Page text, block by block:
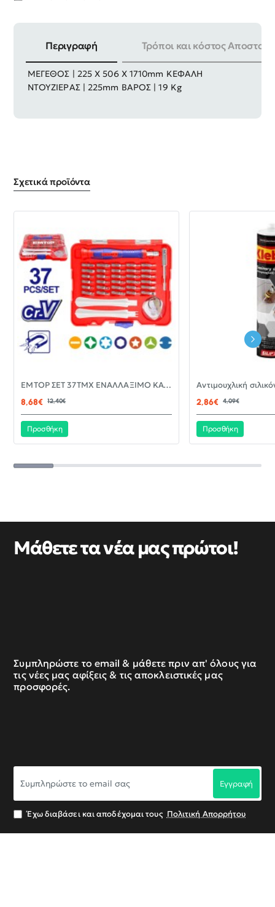
Περιγραφή Τρόποι και κόστος
ΜΕΓΕΘΟΣ ΒΑΛΒΙΔΑΣ | 150 Χ 192mm ΕΞΩΤΕΡΙΚΟ
ΜΕΓΕΘΟΣ | 225 Χ 506 Χ 1710mm ΚΕΦΑΛΗ
ΝΤΟΥΖΙΕΡΑΣ | 225mm ΒΑΡΟΣ | 19 Kg
Σχετικά προϊόντα
-30%EMTOP ΣΕΤ 37ΤΜΧ ΕΝΑΛΛΑΞΙΜΟ ΚΑΤΣΑΒΙΔΙ ΜΕ ΜΥΤΕΣ EBST03702
8,68€
12,40€
Προσθήκη
2,86€ 4,09€
Προσθήκη
Μάθετε τα νέα μας πρώτοι!
Συμπληρώστε το email & μάθετε πριν απ' όλους για
τις νέες μας αφίξεις & τις αποκλειστικές μας
προσφορές.
το
σας
Εγγραφή
Έχω διαβάσει και αποδέχομαι τους Πολιτική Απορρήτου